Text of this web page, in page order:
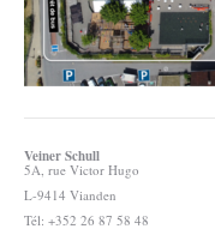
Veiner Schull
5A, rue Victor Hugo
L-9414 Vianden
Tél: +352 26 87 58 48